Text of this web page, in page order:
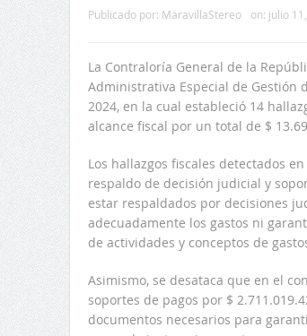
Publicado por: MaravillaStereo on: julio
La Contraloría General de la
Administrativa Especial de Gestión
2024, en la cual estableció 14
alcance fiscal por un total de $
Los hallazgos fiscales detectados
respaldo de decisión judicial y
estar respaldados por decisiones
adecuadamente los gastos ni
de actividades y conceptos de
Asimismo, se desataca que en el
soportes de pagos por $
documentos necesarios para